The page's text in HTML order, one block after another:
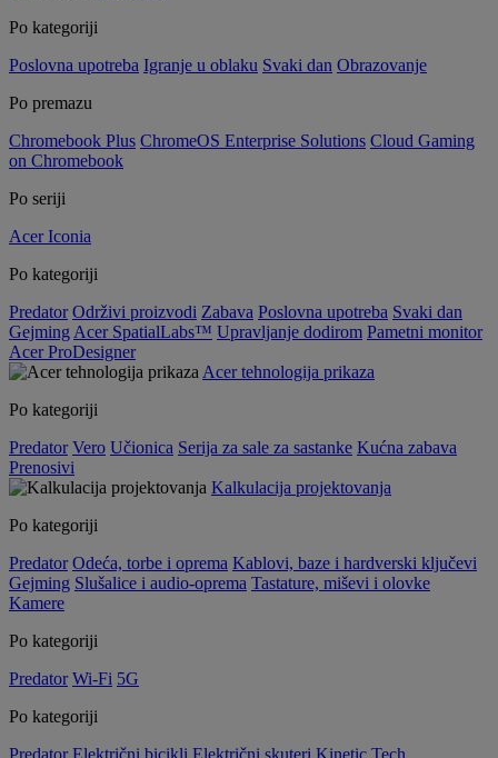
Po kategoriji
Poslovna upotreba Igranje u oblaku Svaki dan Obrazovanje
Po premazu
Chromebook Plus ChromeOS Enterprise Solutions Cloud Gaming
on Chromebook
Po seriji
Acer Iconia
Po kategoriji
Predator Održivi proizvodi Zabava Poslovna upotreba Svaki dan
Gejming Acer SpatialLabs™ Upravljanje dodirom Pametni monitor
Acer ProDesigner
Acer tehnologija prikaza
Po kategoriji
Predator Vero Učionica Serija za sale za sastanke Kućna zabava
Prenosivi
Kalkulacija projektovanja
Po kategoriji
Predator Odeća, torbe i oprema Kablovi, baze i hardverski ključevi
Gejming Slušalice i audio-oprema Tastature, miševi i olovke
Kamere
Po kategoriji
Predator Wi-Fi 5G
Po kategoriji
Predator Električni bicikli Električni skuteri Kinetic Tech